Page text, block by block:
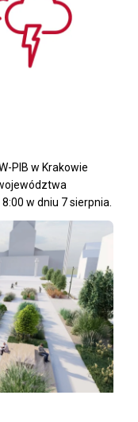
PIB w Krakowie
w dniu 7 sierpnia.